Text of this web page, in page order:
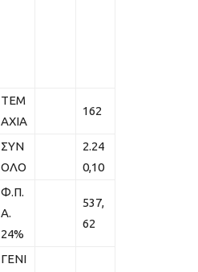
ΤΕΜ
ΑΧΙΑ
162
ΣΥΝ
ΟΛΟ
2.24
0,10
Φ.Π.
Α.
24%
537,
62
ΓΕΝΙ